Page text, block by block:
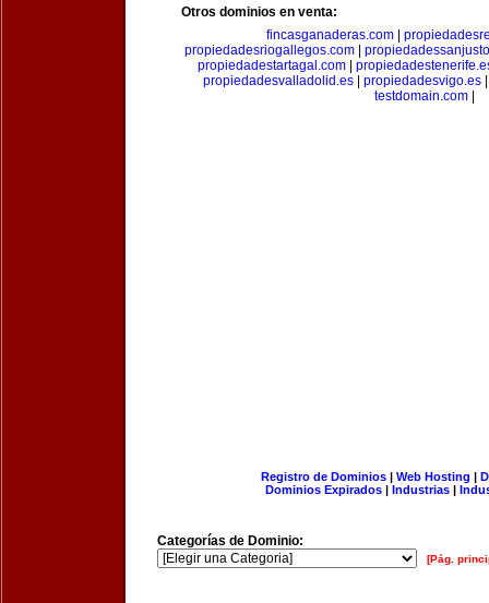
Otros dominios en venta:
fincasganaderas.com|
propiedadesriogallegos.com|
propiedadestartagal.com|
propiedadesvalladolid.es
propiedadesvigo.es
testdomain.com
Registro de Dominios| Web Hosting |
Dominios Expirados | Industrias |
Categorías de Dominio:
[Pág.